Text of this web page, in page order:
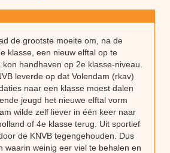
de grootste moeite om, na de
klasse, een nieuw elftal op te
handhaven op 2e klasse-niveau.
leverde op dat Volendam (rkav)
naar een klasse moest dalen
jeugd het nieuwe elftal vorm
wilde zelf liever in één keer naar
of 4e klasse terug. Uit sportief
de KNVB tegengehouden. Dus
waarin weinig eer viel te behalen en